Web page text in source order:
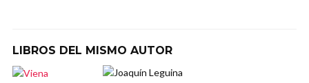
LIBROS DEL MISMO AUTOR